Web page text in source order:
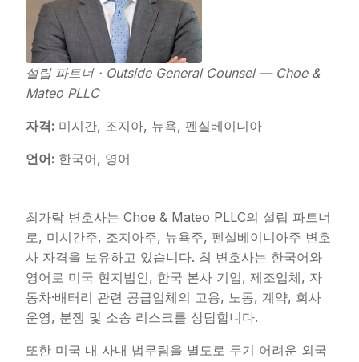
설립 파트너 · Outside General Counsel — Choe &
Mateo PLLC
자격: 미시간, 조지아, 뉴욕, 펜실베이니아
언어: 한국어, 영어
최가람 변호사는 Choe & Mateo PLLC의 설립 파트너
로, 미시간주, 조지아주, 뉴욕주, 펜실베이니아주 변호
사 자격을 보유하고 있습니다. 최 변호사는 한국어와
영어로 미국 현지법인, 한국 본사 기업, 제조업체, 자
동차·배터리 관련 공급업체의 고용, 노동, 계약, 회사
운영, 분쟁 및 소송 리스크를 상담합니다.
또한 미국 내 사내 법무팀을 별도로 두기 어려운 외국